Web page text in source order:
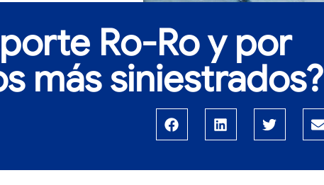
Ro-Ro y por
más siniestrados?